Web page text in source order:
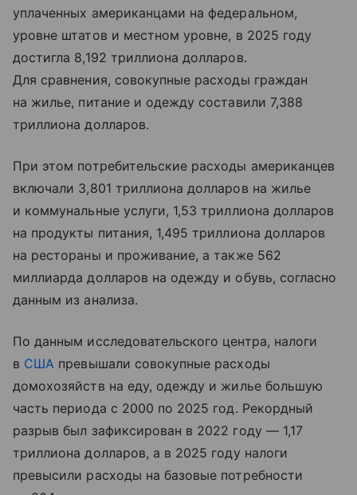
уплаченных американцами на федеральном,
уровне штатов и местном уровне, в 2025 году
достигла 8,192 триллиона долларов.
Для сравнения, совокупные расходы граждан
на жилье, питание и одежду составили 7,388
триллиона долларов.
При этом потребительские расходы американцев
включали 3,801 триллиона долларов на жилье
и коммунальные услуги, 1,53 триллиона долларов
на продукты питания, 1,495 триллиона долларов
на рестораны и проживание, а также 562
миллиарда долларов на одежду и обувь, согласно
данным из анализа.
По данным исследовательского центра, налоги
в США превышали совокупные расходы
домохозяйств на еду, одежду и жилье большую
часть периода с 2000 по 2025 год. Рекордный
разрыв был зафиксирован в 2022 году — 1,17
триллиона долларов, а в 2025 году налоги
превысили расходы на базовые потребности